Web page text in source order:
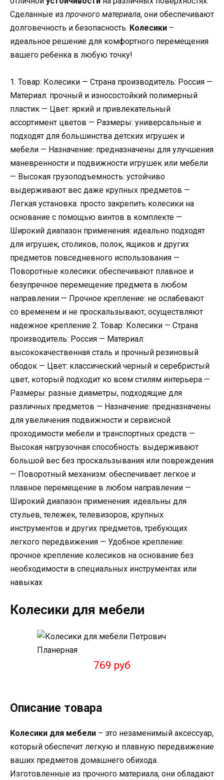
Сделанные из прочного материала, они обеспечивают
долговечность и безопасность. Колесики –
идеальное решение для комфортного перемещения
вашего ребенка в любую точку!
1. Товар: Колесики — Страна производитель: Россия —
Материал: прочный и износостойкий полимерный
пластик — Цвет: яркий и привлекательный
ассортимент цветов — Размеры: универсальные и
подходят для большинства детских игрушек и
мебели — Назначение: предназначены для улучшения
маневренности и подвижности игрушек или мебели
— Высокая грузоподъемность: устойчиво
выдерживают вес даже крупных предметов —
Легкая установка: просто закрепить колесики на
основание с помощью винтов в комплекте —
Широкий диапазон применения: идеально подходят
для игрушек, столиков, полок, ящиков и других
предметов повседневного использования —
Поворотные колесики: обеспечивают плавное и
безупречное перемещение предмета в любом
направлении — Прочное крепление: не ослабевают
со временем и не проскальзывают, осуществляют
надежное крепление 2. Товар: Колесики — Страна
производитель: Россия — Материал:
высококачественная сталь и прочный резиновый
ободок — Цвет: классический черный и серебристый
цвет, который подходит ко всем стилям интерьера —
Размеры: разные диаметры, подходящие для
различных предметов — Назначение: предназначены
для увеличения подвижности и сервисной
проходимости мебели и транспортных средств —
Высокая нагрузочная способность: выдерживают
большой вес без проскальзывания или повреждения
— Поворотный механизм: обеспечивает легкое и
плавное перемещение в любом направлении —
Широкий диапазон применения: идеальны для
стульев, тележек, телевизоров, крупных
инструментов и других предметов, требующих
легкого передвижения — Удобное крепление:
прочное крепление колесиков на основание без
необходимости в специальных инструментах или
навыках
Колесики для мебели
769 руб
Описание товара
Колесики для мебели – это незаменимый аксессуар,
который обеспечит легкую и плавную передвижение
ваших предметов домашнего обихода.
Изготовленные из прочного материала, они обладают